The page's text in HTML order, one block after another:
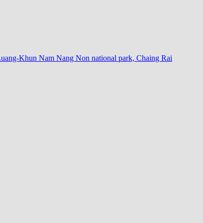
Khun Nam Nang Non national park, Chaing Rai